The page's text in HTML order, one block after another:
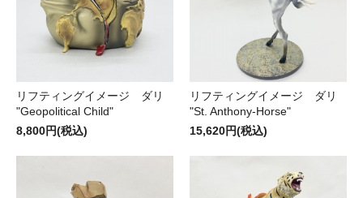
リフティングイメージ ダリ
"Geopolitical Child"
8,800円(税込)
リフティングイメージ ダリ
"St. Anthony-Horse"
15,620円(税込)